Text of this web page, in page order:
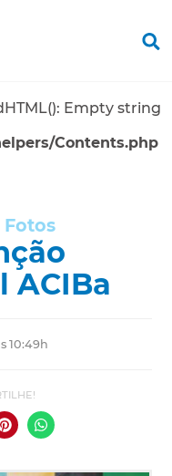
Empty string
Contents.php
Fotos
ACIBa
10:49h